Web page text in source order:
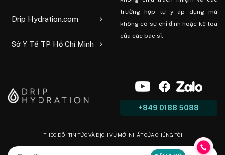
Drip Hydration.com
Sở Y Tế TP Hồ Chí Minh
trường hợp tự ý áp dụng mà
không có sự chỉ định hoặc kê toa
của các bác sĩ.
+849 0188 5088
THEO DÕI TIN TỨC VÀ DỊCH VỤ MỚI NHẤT CỦA CHÚNG TÔI